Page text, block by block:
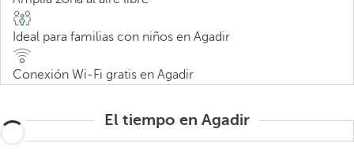
Ideal para familias con niños en Agadir
Conexión Wi-Fi gratis en Agadir
El tiempo en Agadir